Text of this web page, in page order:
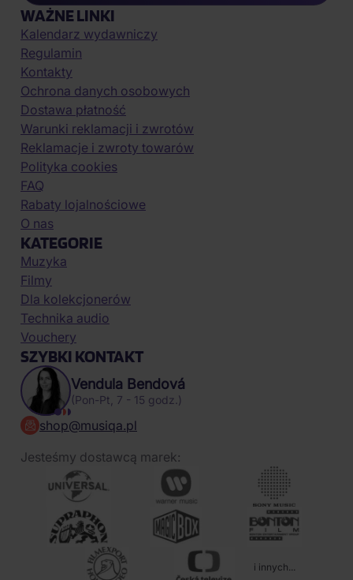
WAŻNE LINKI
Kalendarz wydawniczy
Regulamin
Kontakty
Ochrona danych osobowych
Dostawa płatność
Warunki reklamacji i zwrotów
Reklamacje i zwroty towarów
Polityka cookies
FAQ
Rabaty lojalnościowe
O nas
KATEGORIE
Muzyka
Filmy
Dla kolekcjonerów
Technika audio
Vouchery
SZYBKI KONTAKT
Vendula Bendová
(Pon-Pt, 7 - 15 godz.)
shop@musiqa.pl
Jesteśmy dostawcą marek:
i innych...